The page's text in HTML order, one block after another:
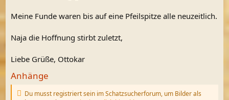
Meine Funde waren bis auf eine Pfeilspitze alle neuzeitlich.
Naja die Hoffnung stirbt zuletzt,
Liebe Grüße, Ottokar
Anhänge
Du musst registriert sein im Schatzsucherforum, um Bilder als